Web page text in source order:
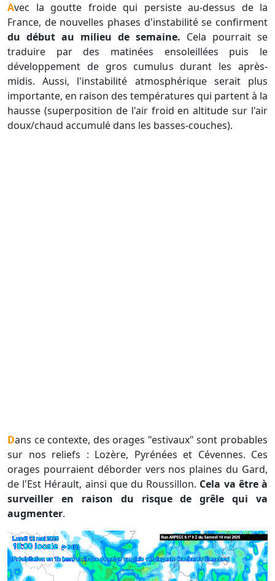
Avec la goutte froide qui persiste au-dessus de la
France, de nouvelles phases d'instabilité se confirment
du début au milieu de semaine. Cela pourrait se
traduire par des matinées ensoleillées puis le
développement de gros cumulus durant les après-
midis. Aussi, l'instabilité atmosphérique serait plus
importante, en raison des températures qui partent à la
hausse (superposition de l'air froid en altitude sur l'air
doux/chaud accumulé dans les basses-couches).
Dans ce contexte, des orages "estivaux" sont probables
sur nos reliefs : Lozère, Pyrénées et Cévennes. Ces
orages pourraient déborder vers nos plaines du Gard,
de l'Est Hérault, ainsi que du Roussillon. Cela va être à
surveiller en raison du risque de grêle qui va
augmenter.